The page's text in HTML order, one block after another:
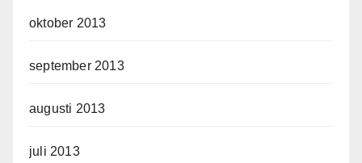
oktober 2013
september 2013
augusti 2013
juli 2013